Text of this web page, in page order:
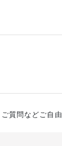
質問などご自由